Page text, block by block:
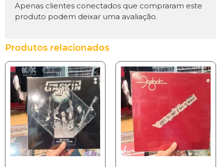
Apenas clientes conectados que compraram este
produto podem deixar uma avaliação.
Produtos relacionados